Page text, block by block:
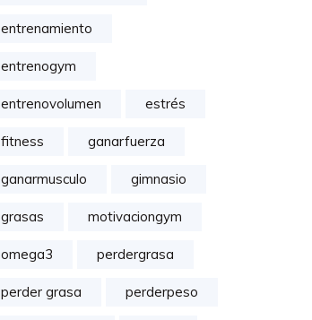
entrenamiento
entrenogym
entrenovolumen estrés
fitness ganarfuerza
ganarmusculo gimnasio
grasas motivaciongym
omega3 perdergrasa
perder grasa perderpeso